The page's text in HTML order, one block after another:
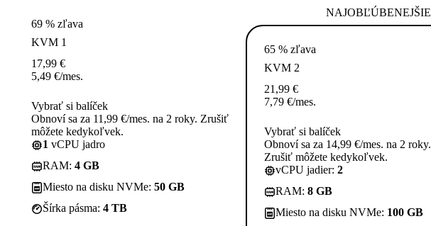
69 % zľava
KVM 1
17,99 €
5,49 €/mes.
Vybrať si balíček
Obnoví sa za 11,99 €/mes. na 2 roky. Zrušiť
môžete kedykoľvek.
1 vCPU jadro
RAM: 4 GB
Miesto na disku NVMe: 50 GB
Šírka pásma: 4 TB
NAJOBĽÚBENEJŠIE
65 % zľava
KVM 2
21,99 €
7,79 €/mes.
Vybrať si balíček
Obnoví sa za 14,99 €/mes. na 2 roky.
Zrušiť môžete kedykoľvek.
vCPU jadier: 2
RAM: 8 GB
Miesto na disku NVMe: 100 GB